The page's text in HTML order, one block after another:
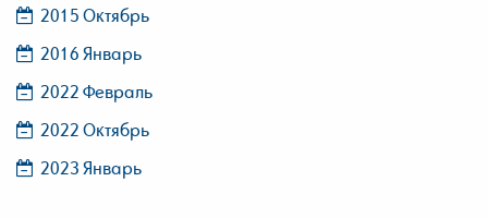
2015 Октябрь
2016 Январь
2022 Февраль
2022 Октябрь
2023 Январь